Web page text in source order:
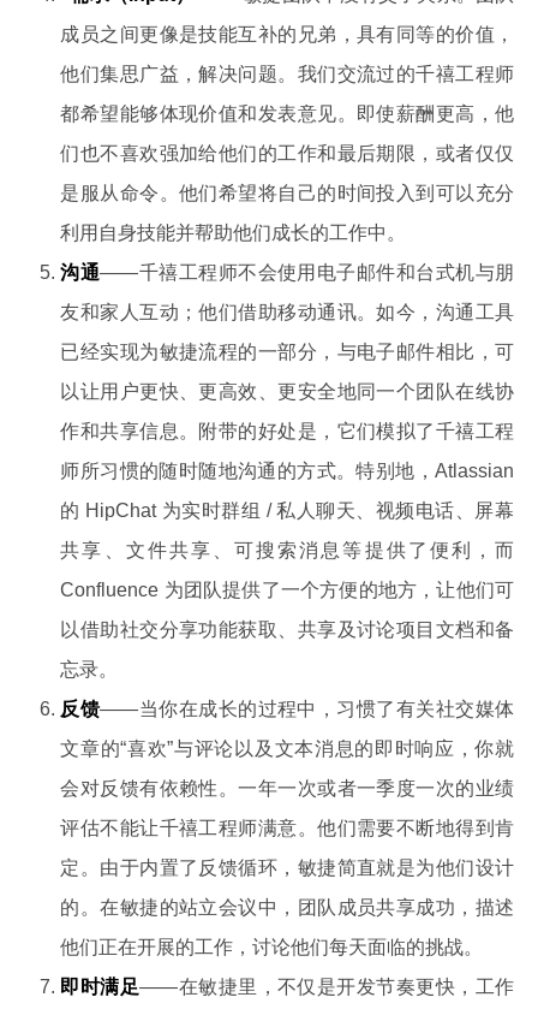
成员之间更像是技能互补的兄弟，具有同等的价值，
他们集思广益，解决问题。我们交流过的千禧工程师
都希望能够体现价值和发表意见。即使薪酬更高，他
们也不喜欢强加给他们的工作和最后期限，或者仅仅
是服从命令。他们希望将自己的时间投入到可以充分
利用自身技能并帮助他们成长的工作中。
沟通——千禧工程师不会使用电子邮件和台式机与朋
友和家人互动；他们借助移动通讯。如今，沟通工具
已经实现为敏捷流程的一部分，与电子邮件相比，可
以让用户更快、更高效、更安全地同一个团队在线协
作和共享信息。附带的好处是，它们模拟了千禧工程
师所习惯的随时随地沟通的方式。特别地，Atlassian
的 HipChat 为实时群组 / 私人聊天、视频电话、屏幕
共享、文件共享、可搜索消息等提供了便利，而
Confluence 为团队提供了一个方便的地方，让他们可
以借助社交分享功能获取、共享及讨论项目文档和备
忘录。
反馈——当你在成长的过程中，习惯了有关社交媒体
文章的“喜欢”与评论以及文本消息的即时响应，你就
会对反馈有依赖性。一年一次或者一季度一次的业绩
评估不能让千禧工程师满意。他们需要不断地得到肯
定。由于内置了反馈循环，敏捷简直就是为他们设计
的。在敏捷的站立会议中，团队成员共享成功，描述
他们正在开展的工作，讨论他们每天面临的挑战。
即时满足——在敏捷里，不仅是开发节奏更快，工作